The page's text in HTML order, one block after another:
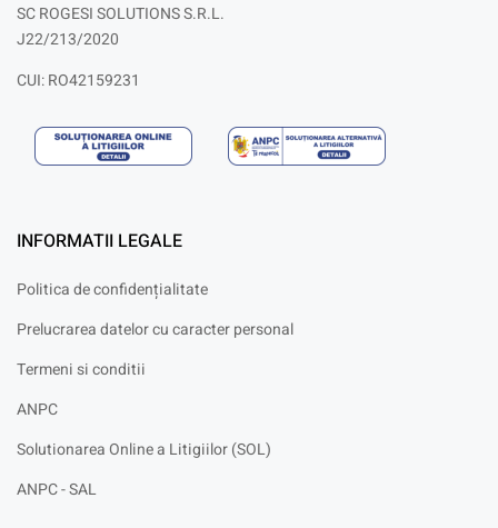
SC ROGESI SOLUTIONS S.R.L.
J22/213/2020
CUI: RO42159231
INFORMATII LEGALE
Politica de confidențialitate
Prelucrarea datelor cu caracter personal
Termeni si conditii
ANPC
Solutionarea Online a Litigiilor (SOL)
ANPC - SAL